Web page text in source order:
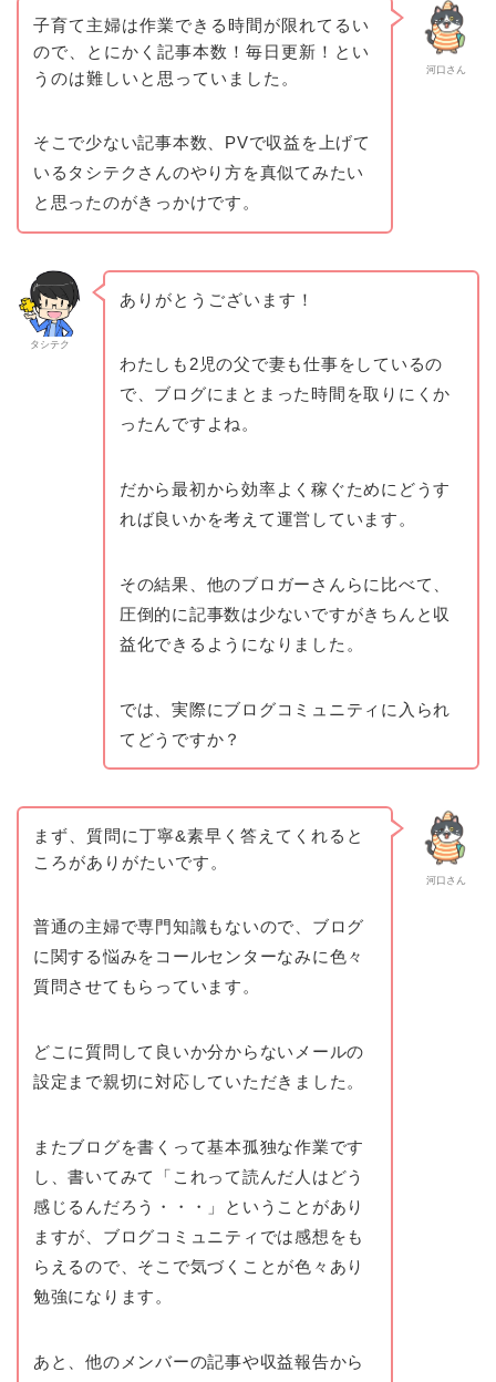
河口さん
子育て主婦は作業できる時間が限れてるい
ので、とにかく記事本数！毎日更新！とい
うのは難しいと思っていました。
そこで少ない記事本数、PVで収益を上げて
いるタシテクさんのやり方を真似てみたい
と思ったのがきっかけです。
タシテク
ありがとうございます！
わたしも2児の父で妻も仕事をしているの
で、ブログにまとまった時間を取りにくか
ったんですよね。
だから最初から効率よく稼ぐためにどうす
れば良いかを考えて運営しています。
その結果、他のブロガーさんらに比べて、
圧倒的に記事数は少ないですがきちんと収
益化できるようになりました。
では、実際にブログコミュニティに入られ
てどうですか？
河口さん
まず、質問に丁寧&素早く答えてくれると
ころがありがたいです。
普通の主婦で専門知識もないので、ブログ
に関する悩みをコールセンターなみに色々
質問させてもらっています。
どこに質問して良いか分からないメールの
設定まで親切に対応していただきました。
またブログを書くって基本孤独な作業です
し、書いてみて「これって読んだ人はどう
感じるんだろう・・・」ということがあり
ますが、ブログコミュニティでは感想をも
らえるので、そこで気づくことが色々あり
勉強になります。
あと、他のメンバーの記事や収益報告から